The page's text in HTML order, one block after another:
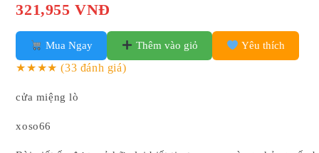
321,955 VNĐ
Mua Ngay Thêm vào giỏ Yêu thích
★★★★(33 đánh giá)
cửa miệng lò
xoso66